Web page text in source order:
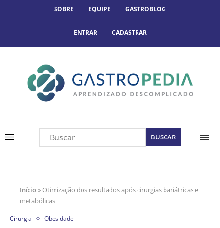
SOBRE EQUIPE GASTROBLOG
ENTRAR CADASTRAR
Início» Otimização dos resultados após cirurgias bariátricas e
metabólicas
Cirurgia Obesidade